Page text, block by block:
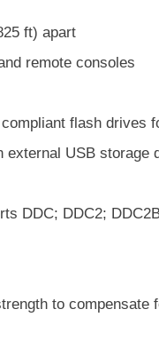
ft) apart
remote consoles
flash drives
external USB storage
DDC; DDC2;
to compensate